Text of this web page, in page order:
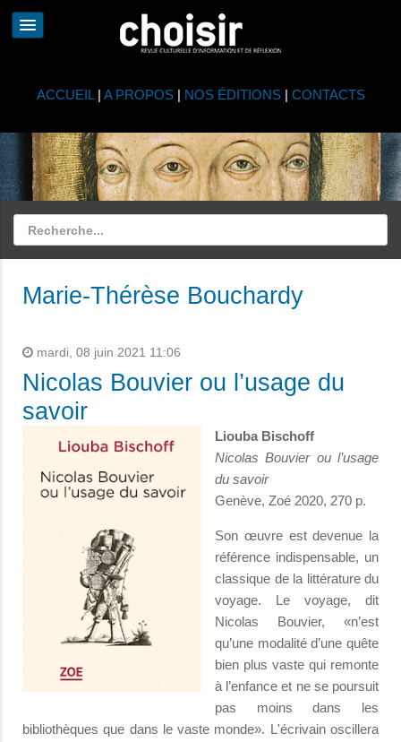
ACCUEIL | A PROPOS| NOS ÉDITIONS| CONTACTS
Marie-Thérèse Bouchardy
mardi, 08 juin 2021 11:06
Nicolas Bouvier ou l’usage du
savoir
Liouba Bischoff
Nicolas Bouvier ou l’usage
du savoir
Genève, Zoé 2020, 270 p.
Son œuvre est devenue la
référence indispensable, un
classique de la littérature du
voyage. Le voyage, dit
Nicolas Bouvier, «n’est
qu’une modalité d’une quête
bien plus vaste qui remonte
à l’enfance et ne se poursuit
pas moins dans les
bibliothèques que dans le vaste monde». L'écrivain oscillera